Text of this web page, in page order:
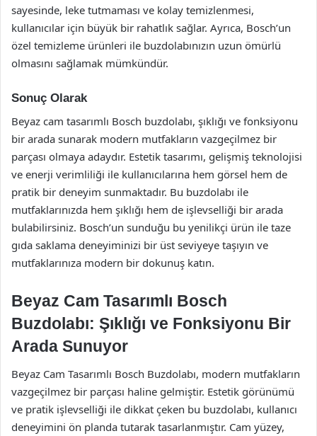
sayesinde, leke tutmaması ve kolay temizlenmesi,
kullanıcılar için büyük bir rahatlık sağlar. Ayrıca, Bosch’un
özel temizleme ürünleri ile buzdolabınızın uzun ömürlü
olmasını sağlamak mümkündür.
Sonuç Olarak
Beyaz cam tasarımlı Bosch buzdolabı, şıklığı ve fonksiyonu
bir arada sunarak modern mutfakların vazgeçilmez bir
parçası olmaya adaydır. Estetik tasarımı, gelişmiş teknolojisi
ve enerji verimliliği ile kullanıcılarına hem görsel hem de
pratik bir deneyim sunmaktadır. Bu buzdolabı ile
mutfaklarınızda hem şıklığı hem de işlevselliği bir arada
bulabilirsiniz. Bosch’un sunduğu bu yenilikçi ürün ile taze
gıda saklama deneyiminizi bir üst seviyeye taşıyın ve
mutfaklarınıza modern bir dokunuş katın.
Beyaz Cam Tasarımlı Bosch
Buzdolabı: Şıklığı ve Fonksiyonu Bir
Arada Sunuyor
Beyaz Cam Tasarımlı Bosch Buzdolabı, modern mutfakların
vazgeçilmez bir parçası haline gelmiştir. Estetik görünümü
ve pratik işlevselliği ile dikkat çeken bu buzdolabı, kullanıcı
deneyimini ön planda tutarak tasarlanmıştır. Cam yüzey,